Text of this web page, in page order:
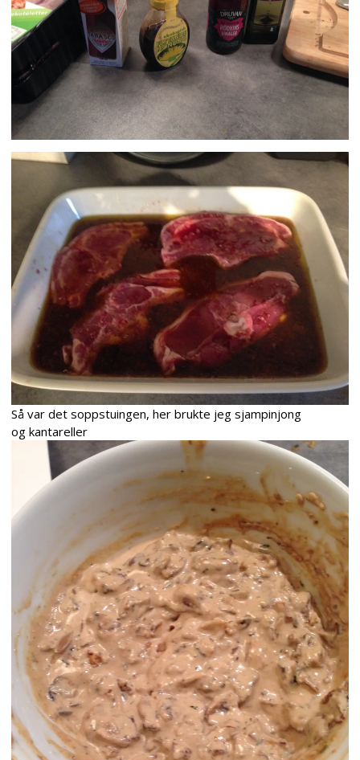
Så var det soppstuingen, her brukte jeg sjampinjong
og kantareller